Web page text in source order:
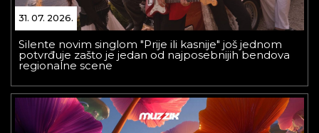
31. 07. 2026.
Silente novim singlom "Prije ili kasnije" još jednom
potvrđuje zašto je jedan od najposebnijih bendova
regionalne scene